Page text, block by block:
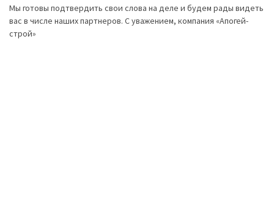
Мы готовы подтвердить свои слова на деле и будем рады видеть
вас в числе наших партнеров. С уважением, компания «Апогей-
строй»